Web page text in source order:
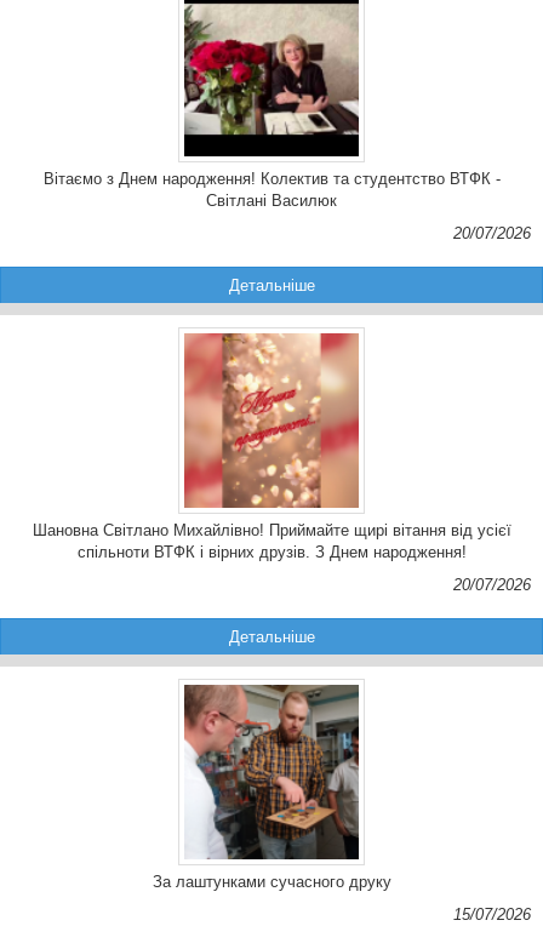
Вітаємо з Днем народження! Колектив та студентство ВТФК -
Світлані Василюк
20/07/2026
Детальніше
Шановна Світлано Михайлівно! Приймайте щирі вітання від усієї
спільноти ВТФК і вірних друзів. З Днем народження!
20/07/2026
Детальніше
За лаштунками сучасного друку
15/07/2026